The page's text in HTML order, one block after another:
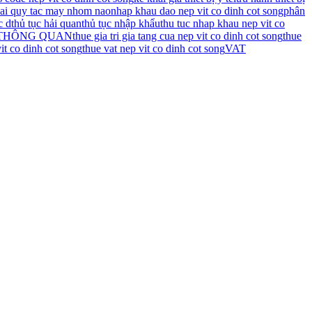
quy tac may nhom naonhap khau dao nep vit co dinh cot songphân
dthủ tục hải quanthủ tục nhập khẩuthu tuc nhap khau nep vit co
QUANthue gia tri gia tang cua nep vit co dinh cot songthue
co dinh cot songthue vat nep vit co dinh cot songVAT